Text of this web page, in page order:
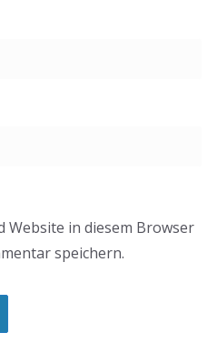
Website in diesem Browser
speichern.